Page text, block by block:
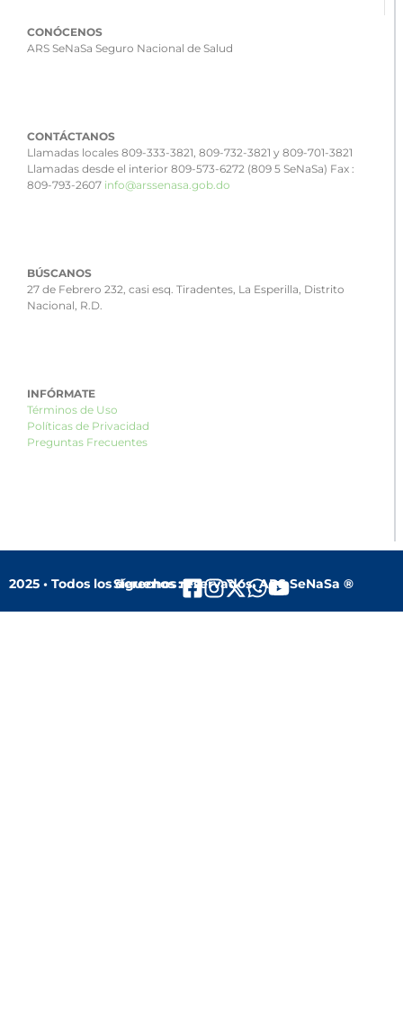
CONÓCENOS
ARS SeNaSa Seguro Nacional de Salud
CONTÁCTANOS
Llamadas locales 809-333-3821, 809-732-3821 y 809-701-3821
Llamadas desde el interior 809-573-6272 (809 5 SeNaSa) Fax :
809-793-2607 info@arssenasa.gob.do
BÚSCANOS
27 de Febrero 232, casi esq. Tiradentes, La Esperilla, Distrito
Nacional, R.D.
INFÓRMATE
Términos de Uso
Políticas de Privacidad
Preguntas Frecuentes
2025 • Todos los derechos reservados. ARS SeNaSa ®
Síguenos :